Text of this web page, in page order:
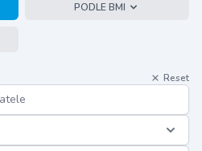
PODLE BMI
Reset